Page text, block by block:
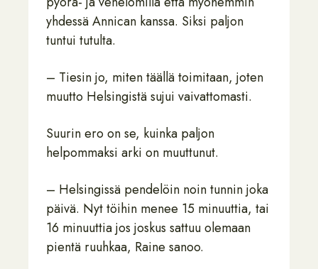
yhdessä Annican kanssa. Siksi paljon
tuntui tutulta.
– Tiesin jo, miten täällä toimitaan, joten
muutto Helsingistä sujui vaivattomasti.
Suurin ero on se, kuinka paljon
helpommaksi arki on muuttunut.
– Helsingissä pendelöin noin tunnin joka
päivä. Nyt töihin menee 15 minuuttia, tai
16 minuuttia jos joskus sattuu olemaan
pientä ruuhkaa, Raine sanoo.